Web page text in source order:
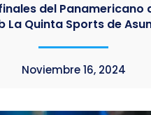
del Panamericano
La Quinta Sports de
Noviembre 16, 2024